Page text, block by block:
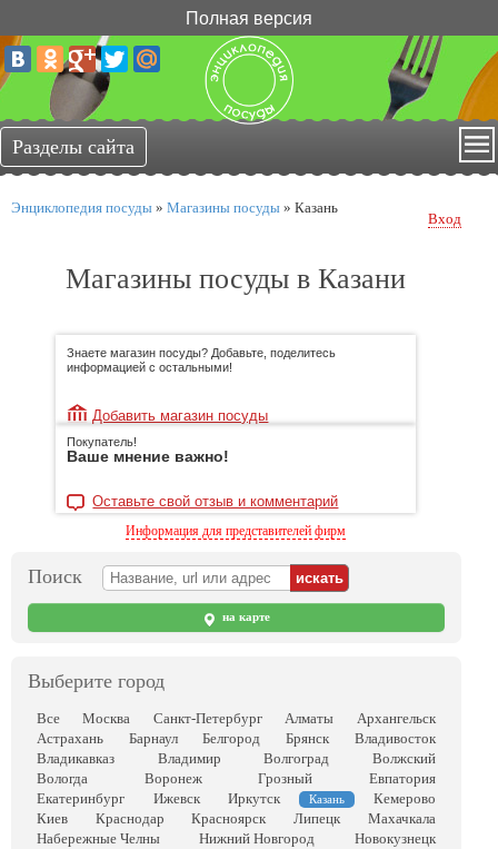
Полная версия
Энциклопедия посуды » Магазины посуды » Казань
Вход
Магазины посуды в Казани
Знаете магазин посуды? Добавьте, поделитесь
информацией с остальными!
Добавить магазин посуды
Покупатель!
Ваше мнение важно!
Оставьте свой отзыв и комментарий
Информация для представителей фирм
Поиск
на карте
Выберите город
Все Москва Санкт-Петербург Алматы
Архангельск
Астрахань
Барнаул Белгород Брянск
Владивосток
Владикавказ
Владимир Волгоград
Волжский
Вологда
Воронеж Грозный
Евпатория
Екатеринбург
Ижевск Иркутск Казань
Кемерово
Киев
Краснодар Красноярск Липецк
Махачкала
Набережные Челны
Нижний Новгород
Новокузнецк